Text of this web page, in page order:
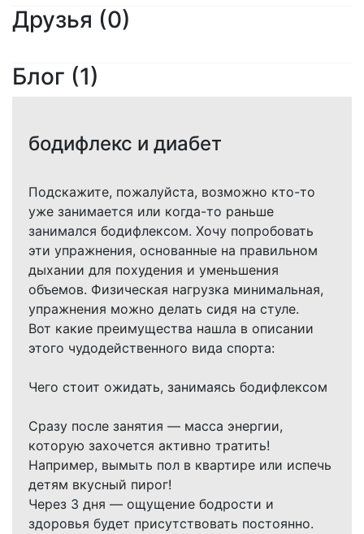
Друзья (0)
Блог (1)
бодифлекс и диабет
Подскажите, пожалуйста, возможно кто-то
уже занимается или когда-то раньше
занимался бодифлексом. Хочу попробовать
эти упражнения, основанные на правильном
дыхании для похудения и уменьшения
объемов. Физическая нагрузка минимальная,
упражнения можно делать сидя на стуле.
Вот какие преимущества нашла в описании
этого чудодейственного вида спорта:
Чего стоит ожидать, занимаясь бодифлексом
Сразу после занятия — масса энергии,
которую захочется активно тратить!
Например, вымыть пол в квартире или испечь
детям вкусный пирог!
Через 3 дня — ощущение бодрости и
здоровья будет присутствовать постоянно.